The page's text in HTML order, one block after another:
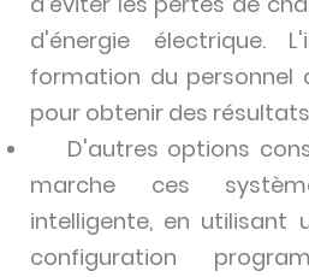
d'énergie électrique.
formation du personnel
pour obtenir des
D'autres options
marche ces
intelligente, en utilisant
configuration